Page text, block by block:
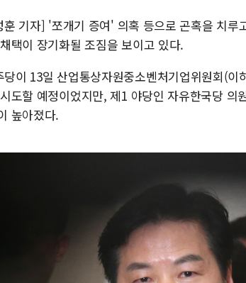
기자] '쪼개기 증여' 의혹 등으로 곤혹을 치루
택이 장기화될 조짐을 보이고 있다.
당이 13일 산업통상자원중소벤처기업위원회(
도할 예정이었지만, 제1 야당인 자유한국당 의
높아졌다.